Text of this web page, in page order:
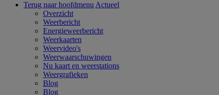
Terug naar hoofdmenu Actueel
Overzicht
Weerbericht
Energieweerbericht
Weerkaarten
Weervideo's
Weerwaarschuwingen
Nu kaart en weerstations
Weergrafieken
Blog
Blog